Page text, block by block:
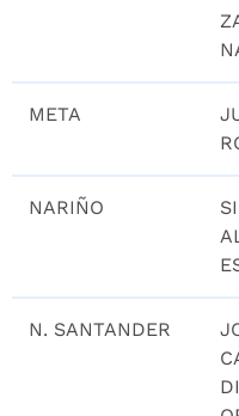
META
NARIÑO
N. SANTANDER